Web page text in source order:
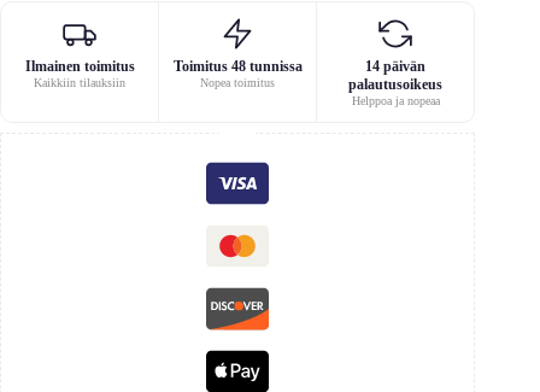
Ilmainen toimitus
Kaikkiin tilauksiin
Toimitus 48 tunnissa
Nopea toimitus
14 päivän
palautusoikeus
Helppoa ja nopeaa